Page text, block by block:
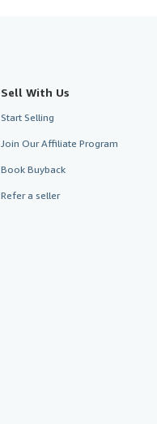
Sell With Us
Start Selling
Join Our Affiliate Program
Book Buyback
Refer a seller